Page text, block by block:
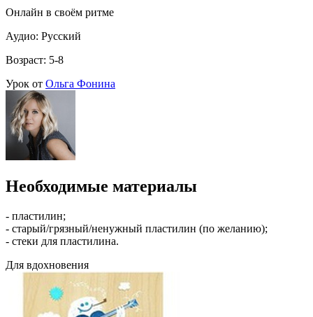
Онлайн в своём ритме
Аудио: Русский
Возраст: 5-8
Урок от Ольга Фонина
Необходимые материалы
- пластилин;
- старый/грязный/ненужный пластилин (по желанию);
- стеки для пластилина.
Для вдохновения